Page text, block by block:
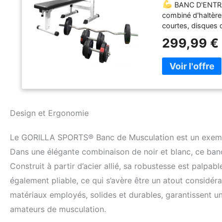
BANC
combiné
courtes, disques
pour une forte
d'entraînement
professionnels -
entraînement de
fesses, des
sol
x 54,5 x 132 cm
capacité de
de la surface de
ou blanc, 1 barre
4 x 1,25 kg - 4 x
299,99 €
Design et Ergonomie
Le GORILLA SPORTS® Banc de Musculation est un
Dans une élégante combinaison de noir et blanc, ce
Construit à partir d’acier allié, sa robustesse est
également pliable, ce qui s’avère être un atout
matériaux employés, solides et durables, garantissent
amateurs de musculation.